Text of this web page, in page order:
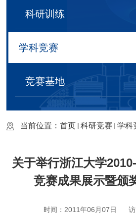
科研训练
学科竞赛
竞赛基地
当前位置：首页 科研竞赛 学科
关于举行浙江大学
竞赛成果展示暨颁
时间：2011年06月07日